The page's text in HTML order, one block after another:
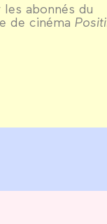
abonnés du
de cinéma